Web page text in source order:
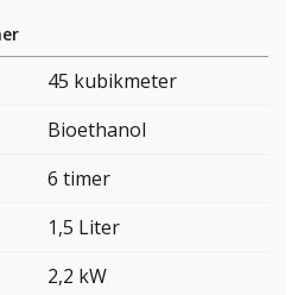
45 kubikmeter
Bioethanol
6 timer
1,5 Liter
2,2 kW